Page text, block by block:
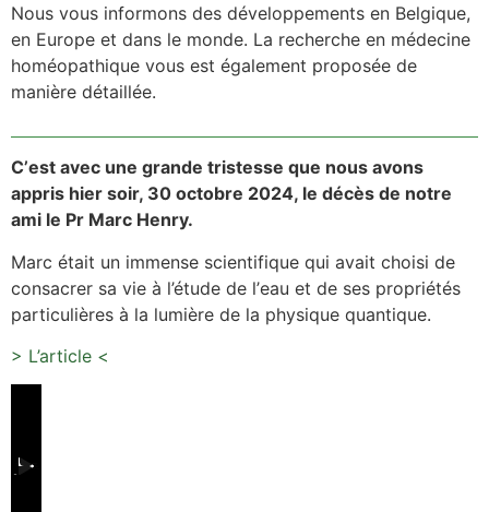
Nous vous informons des développements en Belgique,
en Europe et dans le monde. La recherche en médecine
homéopathique vous est également proposée de
manière détaillée.
C’est avec une grande tristesse que nous avons
appris hier soir, 30 octobre 2024, le décès de notre
ami le Pr Marc Henry.
Marc était un immense scientifique qui avait choisi de
consacrer sa vie à l’étude de l’eau et de ses propriétés
particulières à la lumière de la physique quantique.
> L’article <